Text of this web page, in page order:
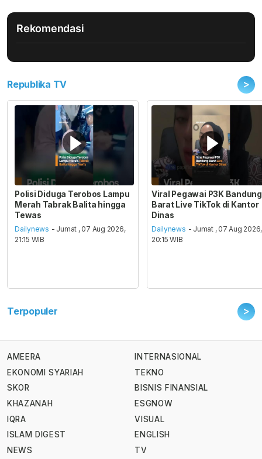
Rekomendasi
Republika TV >
Polisi Diduga Terobos Lampu
Merah Tabrak Balita hingga
Tewas
Dailynews - Jumat , 07 Aug 2026,
21:15 WIB
Viral Pegawai P3K Bandung
Barat Live TikTok di Kantor
Dinas
Dailynews - Jumat , 07 Aug 2026,
20:15 WIB
Terpopuler >
AMEERA
EKONOMI SYARIAH
SKOR
KHAZANAH
IQRA
ISLAM DIGEST
NEWS
INTERNASIONAL
TEKNO
BISNIS FINANSIAL
ESGNOW
VISUAL
ENGLISH
TV